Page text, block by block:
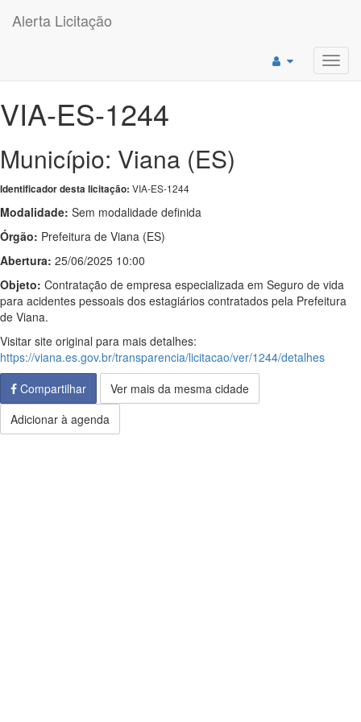
Alerta Licitação
VIA-ES-1244
Município: Viana (ES)
Identificador desta licitação: VIA-ES-1244
Modalidade: Sem modalidade definida
Órgão: Prefeitura de Viana (ES)
Abertura: 25/06/2025 10:00
Objeto: Contratação de empresa especializada em Seguro de vida
para acidentes pessoais dos estagiários contratados pela Prefeitura
de Viana.
Visitar site original para mais detalhes:
https://viana.es.gov.br/transparencia/licitacao/ver/1244/detalhes
Compartilhar
Ver mais da mesma cidade
Adicionar à agenda